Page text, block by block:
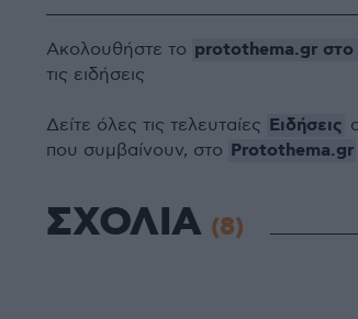
Ακολουθήστε το protothema.gr
τις ειδήσεις
Δείτε όλες τις τελευταίες Ειδήσεις
που συμβαίνουν, στο Protothema.gr
ΣΧΟΛΙΑ (8)